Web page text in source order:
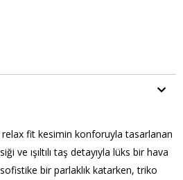
relax fit kesimin konforuyla tasarlanan
ve ışıltılı taş detayıyla lüks bir hava
bir parlaklık katarken, triko